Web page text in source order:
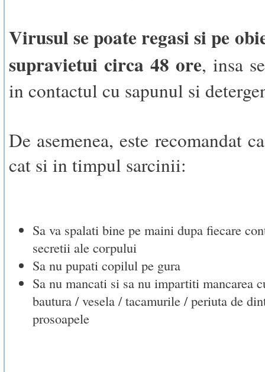
Virusul se poate regasi si pe
supravietui circa 48 ore, insa
in contactul cu sapunul si
De asemenea, este recomandat
cat si in timpul sarcinii:
Sa va spalati bine pe maini dupa fiecare
secretii ale corpului
Sa nu pupati copilul pe gura
Sa nu mancati si sa nu impartiti mancarea
bautura / vesela / tacamurile / periuta de
prosoapele